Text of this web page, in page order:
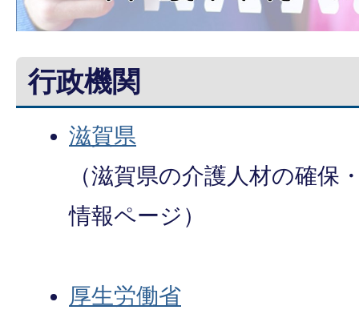
行政機関
滋賀県
（滋賀県の介護人材の確保
情報ページ）
厚生労働省